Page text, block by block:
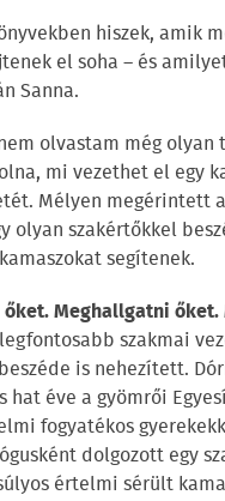
hiszek, amik
el soha – és
Sanna.
olvastam még
mi vezethet el egy
Mélyen megérintett
olyan szakértőkkel
segítenek.
Meghallgatni
szakmai
is nehezített.
hat éve a gyömrői
fogyatékos
dolgozott egy
értelmi sérült